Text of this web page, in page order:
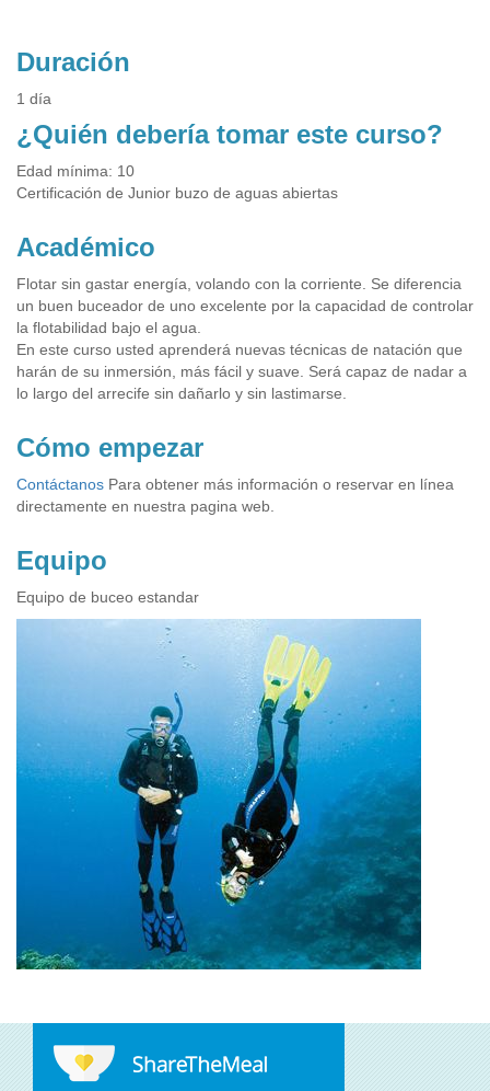
Duración
1 día
¿Quién debería tomar este curso?
Edad mínima: 10
Certificación de Junior buzo de aguas abiertas
Académico
Flotar sin gastar energía, volando con la corriente. Se diferencia
un buen buceador de uno excelente por la capacidad de controlar
la flotabilidad bajo el agua.
En este curso usted aprenderá nuevas técnicas de natación que
harán de su inmersión, más fácil y suave. Será capaz de nadar a
lo largo del arrecife sin dañarlo y sin lastimarse.
Cómo empezar
Contáctanos Para obtener más información o reservar en línea
directamente en nuestra pagina web.
Equipo
Equipo de buceo estandar